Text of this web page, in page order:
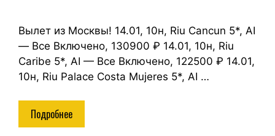
Вылет из Москвы! 14.01, 10н, Riu Cancun 5*, AI
— Все Включено, 130900 ₽ 14.01, 10н, Riu
Caribe 5*, AI — Все Включено, 122500 ₽ 14.01,
10н, Riu Palace Costa Mujeres 5*, AI …
Подробнее